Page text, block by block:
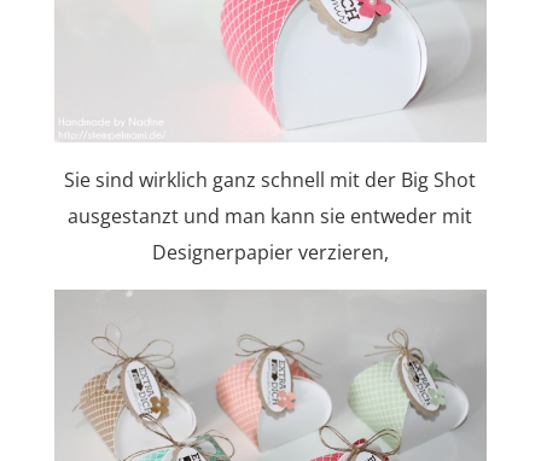
Sie sind wirklich ganz schnell mit der Big Shot
ausgestanzt und man kann sie entweder mit
Designerpapier verzieren,